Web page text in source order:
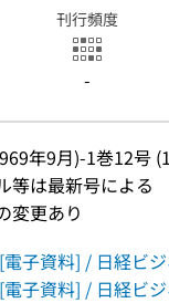
刊行頻度
-
年9月)-1巻12号
等は最新号による
変更あり
子資料] / 日経ビ
子資料] / 日経ビ